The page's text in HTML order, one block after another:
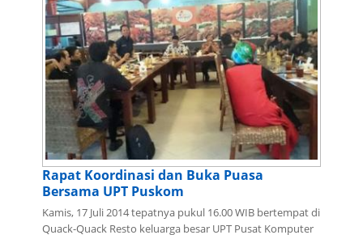
Rapat Koordinasi dan Buka Puasa
Bersama UPT Puskom
Kamis, 17 Juli 2014 tepatnya pukul 16.00 WIB bertempat di
Quack-Quack Resto keluarga besar UPT Pusat Komputer